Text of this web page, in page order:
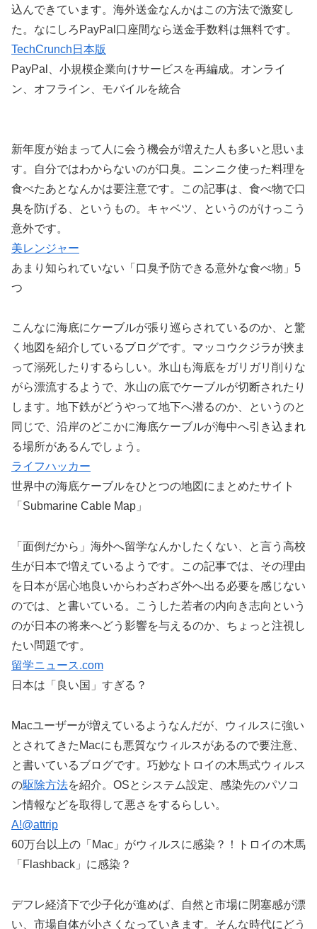
込んできています。海外送金なんかはこの方法で激変し
た。なにしろPayPal口座間なら送金手数料は無料です。
TechCrunch日本版
PayPal、小規模企業向けサービスを再編成。オンライ
ン、オフライン、モバイルを統合
新年度が始まって人に会う機会が増えた人も多いと思いま
す。自分ではわからないのが口臭。ニンニク使った料理を
食べたあとなんかは要注意です。この記事は、食べ物で口
臭を防げる、というもの。キャベツ、というのがけっこう
意外です。
美レンジャー
あまり知られていない「口臭予防できる意外な食べ物」5
つ
こんなに海底にケーブルが張り巡らされているのか、と驚
く地図を紹介しているブログです。マッコウクジラが挾ま
って溺死したりするらしい。氷山も海底をガリガリ削りな
がら漂流するようで、氷山の底でケーブルが切断されたり
します。地下鉄がどうやって地下へ潜るのか、というのと
同じで、沿岸のどこかに海底ケーブルが海中へ引き込まれ
る場所があるんでしょう。
ライフハッカー
世界中の海底ケーブルをひとつの地図にまとめたサイト
「Submarine Cable Map」
「面倒だから」海外へ留学なんかしたくない、と言う高校
生が日本で増えているようです。この記事では、その理由
を日本が居心地良いからわざわざ外へ出る必要を感じない
のでは、と書いている。こうした若者の内向き志向という
のが日本の将来へどう影響を与えるのか、ちょっと注視し
たい問題です。
留学ニュース.com
日本は「良い国」すぎる？
Macユーザーが増えているようなんだが、ウィルスに強い
とされてきたMacにも悪質なウィルスがあるので要注意、
と書いているブログです。巧妙なトロイの木馬式ウィルス
の駆除方法を紹介。OSとシステム設定、感染先のパソコ
ン情報などを取得して悪さをするらしい。
A!@attrip
60万台以上の「Mac」がウィルスに感染？！トロイの木馬
「Flashback」に感染？
デフレ経済下で少子化が進めば、自然と市場に閉塞感が漂
い、市場自体が小さくなっていきます。そんな時代にどう